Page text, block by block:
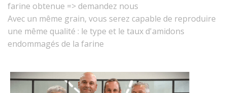
farine obtenue => demandez nous
Avec un même grain, vous serez capable de reproduire
une même qualité : le type et le taux d'amidons
endommagés de la farine